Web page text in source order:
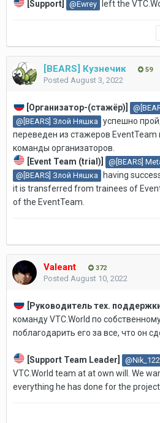
Support] @Ewrey left the
[BEARS] Кузнечик 59
Posted August 3, 2022
Организатор-(стажёр)]
@[BEARS] Злой Няшка успешно
переведен из стажеров EventTeam
команды организаторов.
[Event Team (trial)]
@[BEARS]
@[BEARS] Злой Няшка
having
it is transferred from trainees of
of the EventTeam.
Valeant 372
Posted August 10, 2022
[Руководитель тех.
команду VTC.World по
поблагодарить его за все, что он
[Support Team Leader
VTC.World team at at own will. We
everything he has done for the project.